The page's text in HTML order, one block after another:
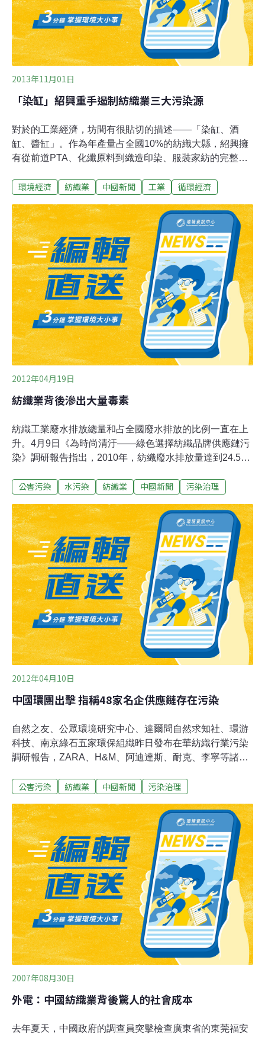
辦公室。目前這家紡織廠的廠區，除了員工宿舍，沒有任
何冷氣機設備，全部使用水簾式空調，舊廠房更
2013年11月01日
「染缸」紹興重手遏制紡織業三大污染源
對於的工業經濟，坊間有很貼切的描述——「染缸、酒
缸、醬缸」。作為年產量占全國10%的紡織大縣，紹興擁
有從前道PTA、化纖原料到織造印染、服裝家紡的完整產
的比重接近25%，是傳統支柱行業。但由於產業能源消耗
全省的8%，工業廢水排放量占全省的6%，產業結構所引
發的環境問題突出。紹興縣從淘汰落後企業開始整治，紹
興縣有238家規模以上印染企業。到今年年底，達不到當
地58條整治驗收標準或上年度被列為淘汰類企業且未達標
排放的將被一律關停。同時，年內出現一次以上偷排、兩
次以上漏排且影響較大的企業也不能倖免。對於保留的企
業，紹興縣給出了兩種選擇：一是統一入園，集聚升級，
統一處理；而是原地改造，一步到位，不留後患；62.4%
的企業選擇了前者。紹興縣並已在印染企業中全面實施刷
卡排氣、排汙系統，定額定量進行排
環境經濟 紡織業 中國新聞 工業 循環經濟
2012年04月19日
紡織業背後滲出大量毒素
紡織工業廢水排放總量和占全國廢水排放的比例一直在上
升。4月9日《為時尚清汙——綠色選擇紡織品牌供應鏈污
染》調研報告指出，2010年，紡織廢水排放量達到24.55
調查統計企業廢水排放量的11.6％。其中，染整廢水的排
處理困難。近年來流行的堿減量和海島絲工藝，每升廢水
中COD含量高達幾萬毫克，這類印染廠堿減量廢水的水量
僅占5％，但COD負荷卻占55％甚至更高；滌綸產量在中
國纖維生產中產量最大，堿減量工藝是滌綸生產中的重要
環節，而堿減量工藝產生的對苯二甲酸難以處理，成為浙
江、江蘇堿減量集中地區不能穩定達標的主要原因之一。
大量紡織企業存在環境違規記錄，不能做到穩定達標排
放，其中部分企業甚至私設暗管、廢水直排、使用不正常
使用汙水處理設施、超標超總量排放污染物等，本次調研
中，發現供應商存在環保問題的
公害污染 水污染 紡織業 中國新聞 污染治理
2012年04月10日
中國環團出擊 指稱48家名企供應鏈存在污染
自然之友、公眾環境研究中心、達爾問自然求知社、環游
科技、南京綠石五家環保組織昨日發布在華紡織行業污染
調研報告，ZARA、H&M、阿迪達斯、耐克、李寧等諸多
此，阿迪達斯等公司做出積極回應。ZARA稱無法回應。
業的污染。污染調研報告共涉及48家大品牌企業供應鏈。
此次公布時尚產業污染情況的環保組織，此前曾針對蘋果
等國際IT大品牌在華供應鏈的重金屬污染問題進行調研。
今年3月，也有環保組織針對眾多國際國內品牌服裝產品
中殘留的有毒有害物質提出質疑。根據公開發布的監管記
錄，有的企業私設暗管，未經處理直排污染物，有的不正
常使用污水處理設施，有的超標超量排放污染物，有的擅
自動用被查封的生產設施，還有的因環境問題突出而被掛
牌督辦。自然之友研究員常成表示，現在很多企業並不在
乎罰錢，但在乎的是企業違規記錄放在網上進
公害污染 紡織業 中國新聞 污染治理
2007年08月30日
外電：中國紡織業背後驚人的社會成本
去年夏天，中國政府的調查員突擊檢查廣東省的東莞福安